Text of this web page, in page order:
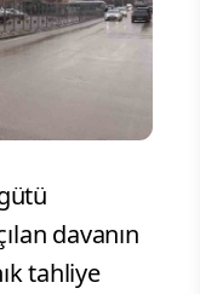
davanın
tahliye